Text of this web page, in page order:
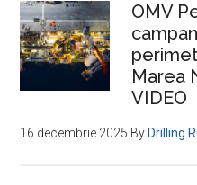
energie.
BSOG,
americanii
de
Marea
OMV
Marea
VIDEO
16 decembrie 2025 By